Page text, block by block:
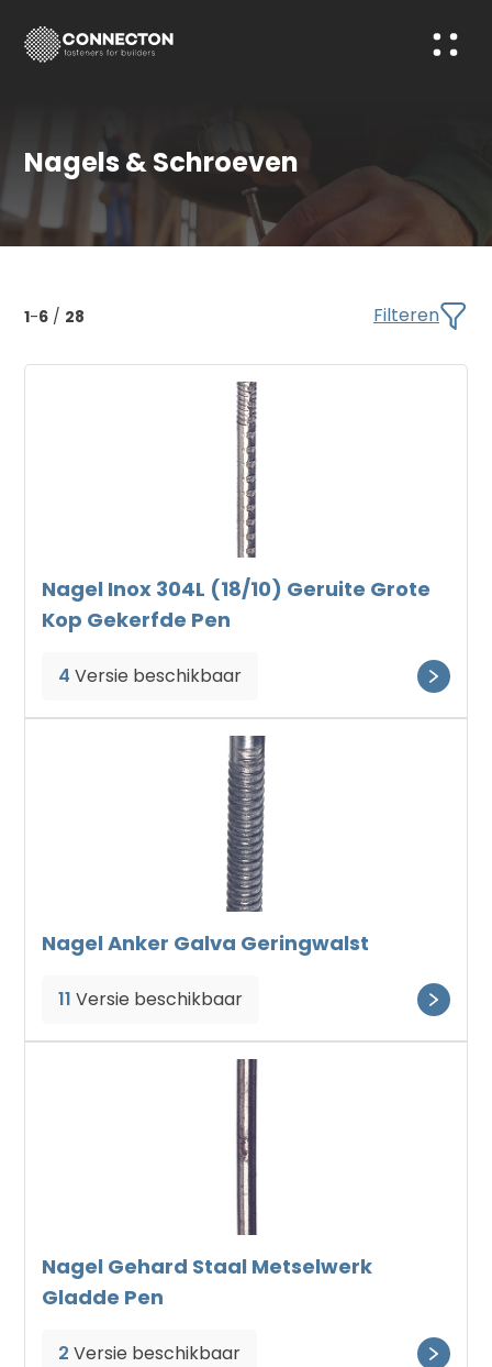
Nagels & Schroeven
1-6 / 28 Filteren
Nagel Inox 304L (18/10) Geruite Grote
Kop Gekerfde Pen
4 Versie beschikbaar
Nagel Anker Galva Geringwalst
11 Versie beschikbaar
Nagel Gehard Staal Metselwerk
Gladde Pen
2 Versie beschikbaar